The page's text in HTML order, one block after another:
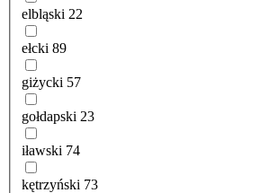
elbląski 22
ełcki 89
giżycki 57
gołdapski 23
iławski 74
kętrzyński 73